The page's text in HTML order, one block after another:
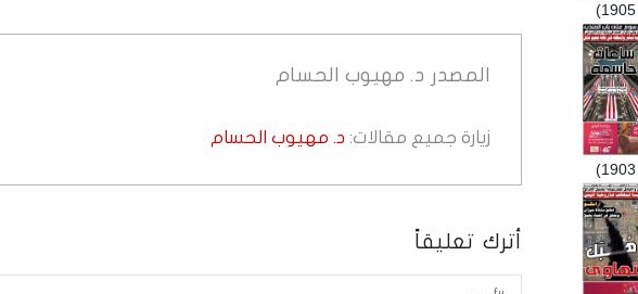
المصدر د. مهيوب الحسام
زيارة جميع مقالات: د. مهيوب الحسام
أترك تعليقاً